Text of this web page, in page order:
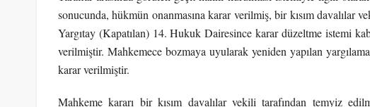
sonucunda, hükmün onanmasına karar verilmiş, bir kısım davalılar
Yargıtay (Kapatılan) 14. Hukuk Dairesince karar düzeltme istemi
verilmiştir. Mahkemece bozmaya uyularak yeniden yapılan
karar verilmiştir.
Mahkeme kararı bir kısım davalılar vekili tarafından temyiz